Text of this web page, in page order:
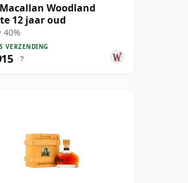
Woodland
12 jaar oud
40%
VERZENDING
?